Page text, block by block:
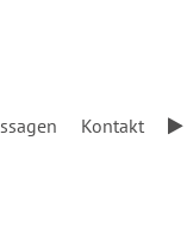
Kontakt